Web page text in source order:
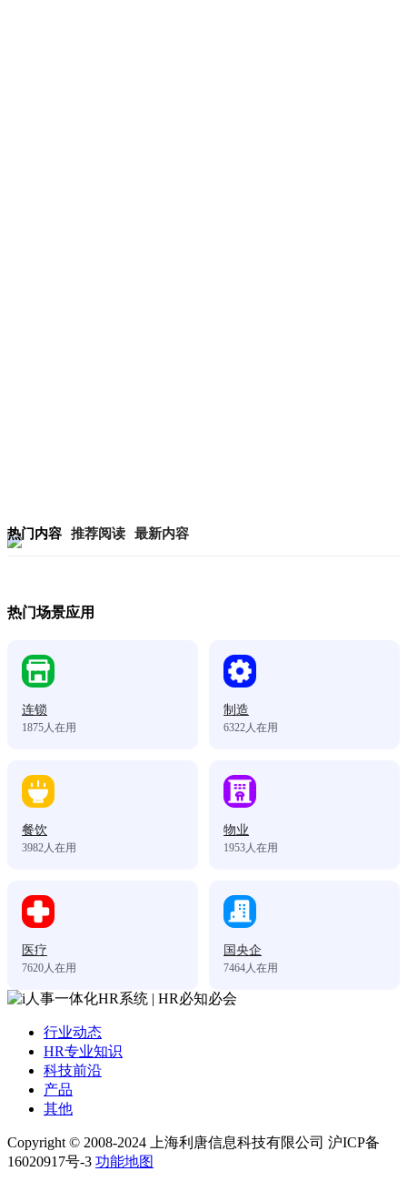
热门内容 推荐阅读 最新内容
热门场景应用
连锁
1875 人在用
制造
6322 人在用
餐饮
3982 人在用
物业
1953 人在用
医疗
7620 人在用
国央企
7464 人在用
行业动态
HR专业知识
科技前沿
产品
其他
Copyright © 2008-2024 上海利唐信息科技有限公司 沪ICP备
16020917号-3 功能地图